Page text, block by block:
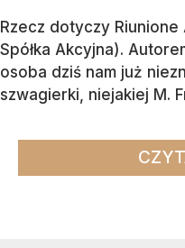
Rzecz dotyczy Riunione
Spółka Akcyjna).
osoba dziś nam już
szwagierki, niejakiej M.